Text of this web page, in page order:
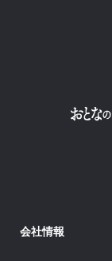
会社情報